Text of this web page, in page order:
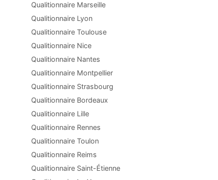
Qualitionnaire Marseille
Qualitionnaire Lyon
Qualitionnaire Toulouse
Qualitionnaire Nice
Qualitionnaire Nantes
Qualitionnaire Montpellier
Qualitionnaire Strasbourg
Qualitionnaire Bordeaux
Qualitionnaire Lille
Qualitionnaire Rennes
Qualitionnaire Toulon
Qualitionnaire Reims
Qualitionnaire Saint-Étienne